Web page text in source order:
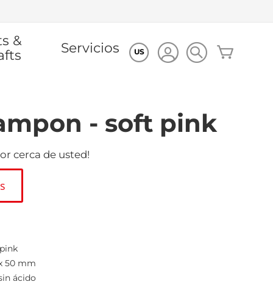
US
&
Servicios
- soft pink
cerca de usted!
50 mm
ácido